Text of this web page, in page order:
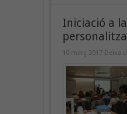
Iniciació a
10 març 2017 Deixa